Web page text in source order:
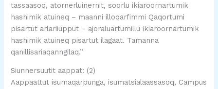
tassaasoq, atornerluinernit, soorlu ikiaroornartumik
hashimik atuineq – maanni illoqarfimmi Qaqortumi
pisartut arlariiupput – ajoraluartumillu ikiaroornartumik
hashimik atuineq pisartut ilagaat. Tamanna
qanillisariaqanngilaq.”
Siunnersuutit aappat: (2)
Aappaattut isumaqarpunga, isumatsialaassasoq, Campus